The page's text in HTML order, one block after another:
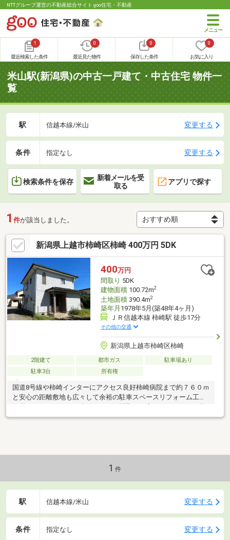
NTTグループ運営の不動産総合サイト goo住宅・不動産
1
最近検索した条件
0
最近見た物件
0
保存した条件
0
お気に入り
米山駅(新潟県)の中古一戸建て・中古住宅 物件一
覧
駅 信越本線/米山 変更する
条件 指定なし 変更する
検索条件を保存
新着メールを受
取る
アプリで探す
1 件が該当しました。
新潟県上越市柿崎区柿崎 400万円 5DK
400万円
間取り 5DK
建物面積100.72m2
土地面積390.4m2
築年月 1978年5月(築48年4ヶ月)
ＪＲ信越本線 柿崎駅 徒歩17分
その他の交通
新潟県上越市柿崎区柿崎
2階建て 都市ガス
駐車場あり
駐車3台
所有権
国道8号線や柿崎インターにアクセス良好柿崎病院まで約７６０ｍ
と安心の距離敷地も広々して余裕の駐車スペースリフォーム工事
です。敷地の一部に都市計画道路あり
1 件
駅 信越本線/米山 変更する
条件 指定なし 変更する